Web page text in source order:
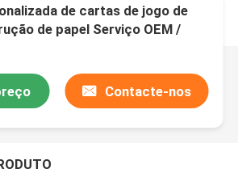
de cartas de jogo de
de papel Serviço OEM /
Contacte-nos